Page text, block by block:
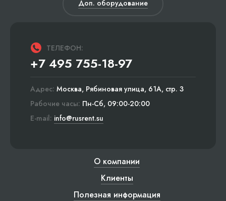
Доп. оборудование
ТЕЛЕФОН:
+7 495 755-18-97
Адрес: Москва, Рябиновая улица, 61А, стр. 3
Рабочие часы: Пн-Сб, 09:00-20:00
E-mail: info@rusrent.su
О компании
Клиенты
Полезная информация